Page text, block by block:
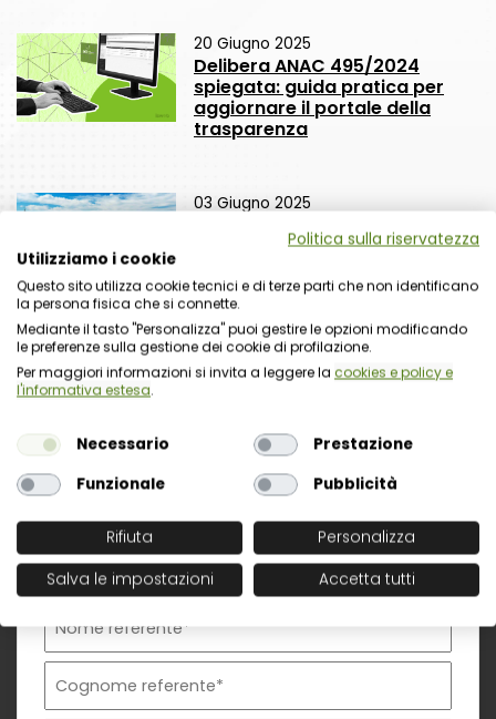
20 Giugno 2025
Delibera ANAC 495/2024
spiegata: guida pratica per
aggiornare il portale della
trasparenza
03 Giugno 2025
Residui PNRR: come usarli in
modo strategico. Il 10 giugno
normativo e operativo
Richiesta commerciale
Nome organizzazione
Nome referente
Cognome referente
Tipologia di organizzazione
Prodotto di interesse
Indirizzo email istituzionale*
Telefono istituzionale
Messaggio
Politica sulla riservatezza
Utilizziamo i cookie
Questo sito utilizza cookie tecnici e di terze parti che non identificano
la persona fisica che si connette.
Mediante il tasto "Personalizza" puoi gestire le opzioni modificando
le preferenze sulla gestione dei cookie di profilazione.
Per maggiori informazioni si invita a leggere la cookies e policy e
l'informativa estesa.
Necessario
Prestazione
Funzionale
Pubblicità
Rifiuta
Personalizza
Salva le impostazioni
Accetta tutti